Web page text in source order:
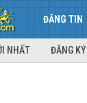
ĐĂNG TIN
NHẤT ĐĂNG KÝ